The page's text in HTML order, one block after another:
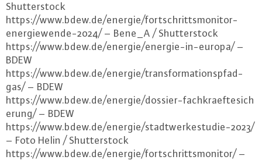
Shut­ter­stock
https://​www.​bdew.​de/​energie/​fortschrittsmonitor-​
energiewende-​2024/ – Bene_A / Shut­ter­stock
https://​www.​bdew.​de/​energie/​energie-​in-​europa/ –
BDEW
https://​www.​bdew.​de/​energie/​transformationspfad-​
gas/ – BDEW
https://​www.​bdew.​de/​energie/​dossier-​fac​hkra​efte​sich​
erun​g/ – BDEW
https://​www.​bdew.​de/​energie/​stadtwerkestudie-​2023/
– Foto Helin / Shut­ter­stock
https://​www.​bdew.​de/​energie/​fortschrittsmonitor/ –